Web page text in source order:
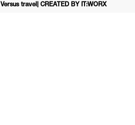
Versus travel| CREATED BY IT:WORX